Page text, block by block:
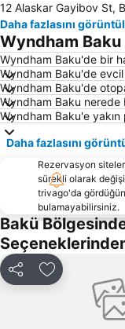
Heydər Əliyev
Azerbaijan State Museum of Art Rustam
Baku Expo Centre
Baku railway station
Tofiq Bahramov
Kiçik Venesiya
12 Alaskar Gayibov St,
Daha fazlasını
Wyndham Baku
Wyndham Baku'de bir
Wyndham Baku'de
Wyndham Baku'de
Wyndham Baku nerede
Wyndham Baku'e
Daha fazlasını
Rezervasyon
sürekli olarak
trivago'da
bulamayabilirsiniz.
Bakü
Paylaş Favorilerime